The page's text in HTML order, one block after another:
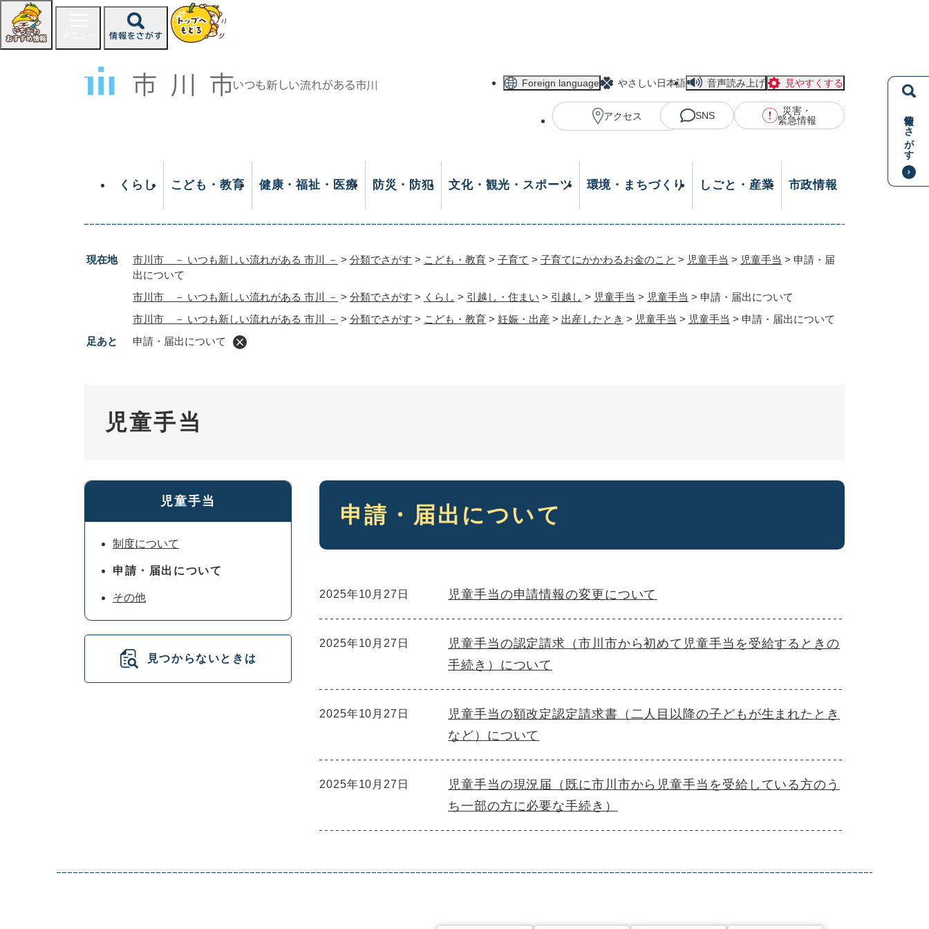
ジ
情報をさがす
Foreign language やさしい日本語 音声読み上げ 見やすくする
アクセス SNS
災害・
緊急情報
くらし こども・教育 健康・福祉・医療 防災・防犯 文化・観光・スポーツ 環境・まちづくり しごと・産業 市政情報
現在地 市川市 － いつも新しい流れがある 市川 － > 分類でさがす > こども・教育 > 子育て > 子育てにかかわるお金のこと > 児童手当 > 児童手当 > 申請・届
出について
市川市 － いつも新しい流れがある 市川 － > 分類でさがす > くらし > 引越し・住まい > 引越し > 児童手当 > 児童手当 > 申請・届出について
市川市 － いつも新しい流れがある 市川 － > 分類でさがす > こども・教育 > 妊娠・出産 > 出産したとき > 児童手当 > 児童手当 > 申請・届出について
足あと
申請・届出について
児童手当
本
申請・届出について
2025年10月27日 児童手当の申請情報の変更について
2025年10月27日
児童手当の認定請求（市川市から初めて児童手当を受給するときの
手続き）について
2025年10月27日
児童手当の額改定認定請求書（二人目以降の子どもが生まれたとき
など）について
2025年10月27日
児童手当の現況届（既に市川市から児童手当を受給している方のう
ち一部の方に必要な手続き）
児童手当
制度について
申請・届出について
その他
見つからないときは